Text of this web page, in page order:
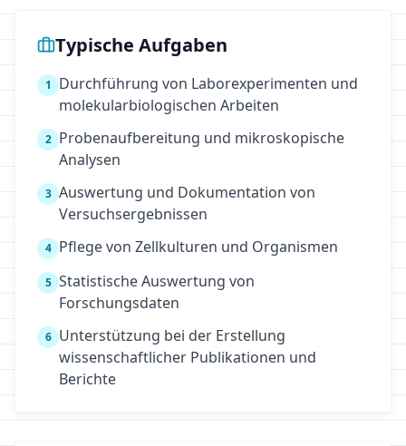
Typische Aufgaben
1
Durchführung von Laborexperimenten und
molekularbiologischen Arbeiten
2 Probenaufbereitung und mikroskopische
Analysen
3 Auswertung und Dokumentation von
Versuchsergebnissen
4 Pflege von Zellkulturen und Organismen
5 Statistische Auswertung von
Forschungsdaten
6 Unterstützung bei der Erstellung
wissenschaftlicher Publikationen und
Berichte